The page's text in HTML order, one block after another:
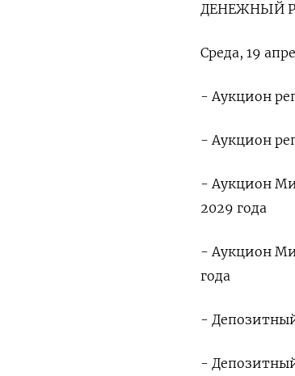
ДЕНЕЖНЫЙ
Среда, 19
- Аукцион
- Аукцион
- Аукцион
2029 года
- Аукцион
года
-
-